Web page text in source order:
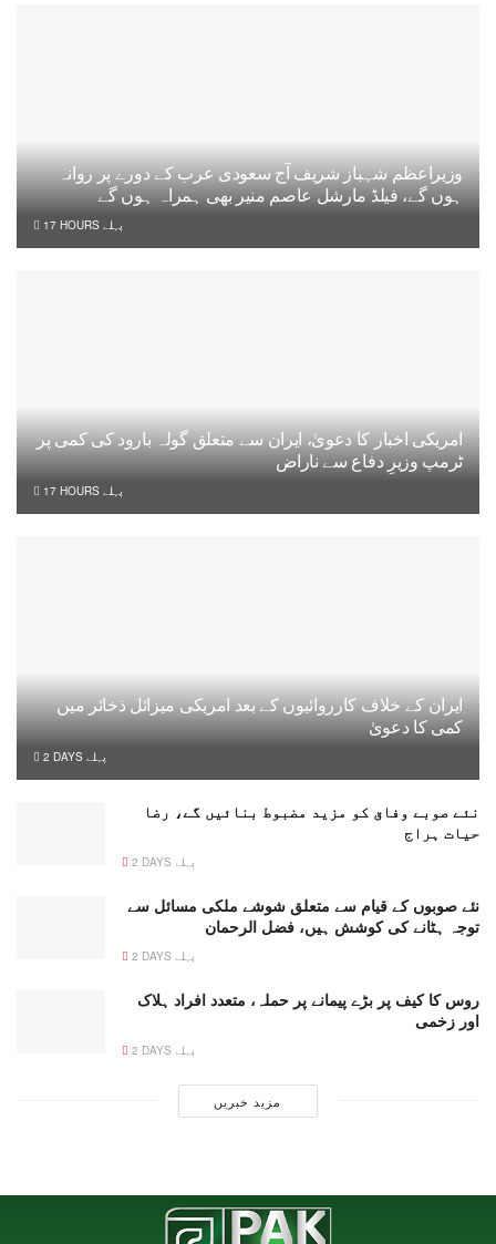
وزیراعظم شہباز شریف آج سعودی عرب کے دورے پر روانہ
ہوں گے، فیلڈ مارشل عاصم منیر بھی ہمراہ ہوں گے
17 HOURS پہلے
امریکی اخبار کا دعویٰ، ایران سے متعلق گولہ بارود کی کمی پر
ٹرمپ وزیرِ دفاع سے ناراض
17 HOURS پہلے
ایران کے خلاف کارروائیوں کے بعد امریکی میزائل ذخائر میں
کمی کا دعویٰ
2 DAYS پہلے
نئے صوبے وفاق کو مزید مضبوط بنائیں گے، رضا
حیات ہراج
2 DAYS پہلے
نئے صوبوں کے قیام سے متعلق شوشے ملکی مسائل سے
توجہ ہٹانے کی کوشش ہیں، فضل الرحمان
2 DAYS پہلے
روس کا کیف پر بڑے پیمانے پر حملہ، متعدد افراد ہلاک
اور زخمی
2 DAYS پہلے
مزید خبریں